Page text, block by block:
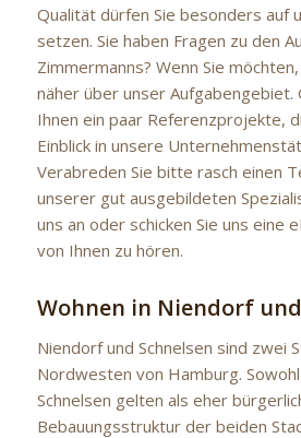
Qualität dürfen Sie besonders auf
setzen. Sie haben Fragen zu den
Zimmermanns? Wenn Sie
näher über unser Aufgabengebiet.
Ihnen ein paar Referenzprojekte,
Einblick in unsere
Verabreden Sie bitte rasch einen
unserer gut ausgebildeten
uns an oder schicken Sie uns eine
von Ihnen zu hören.
Wohnen in Niendorf
Niendorf und Schnelsen sind zwei
Nordwesten von Hamburg.
Schnelsen gelten als eher
Bebauungsstruktur der beiden